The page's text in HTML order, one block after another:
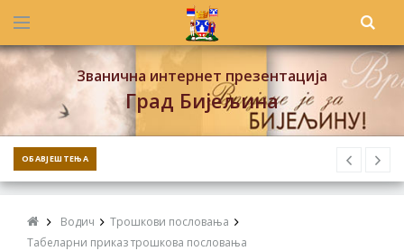
Званична интернет презентација
Град Бијељина
ОБАВЈЕШТЕЊА
Водич
Трошкови пословања
Табеларни приказ трошкова пословања